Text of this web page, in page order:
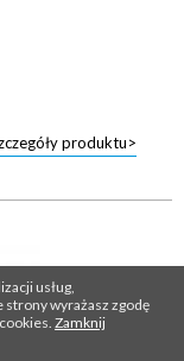
produktu>
usług,
wyrażasz zgodę
cookies. Zamknij